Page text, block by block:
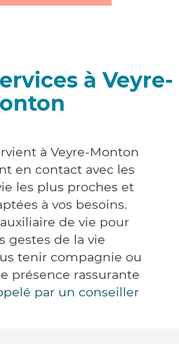
à Veyre-
à Veyre-Monton
en contact avec les
les plus proches et
à vos besoins.
de vie pour
gestes de la vie
tenir compagnie ou
présence rassurante
par un conseiller